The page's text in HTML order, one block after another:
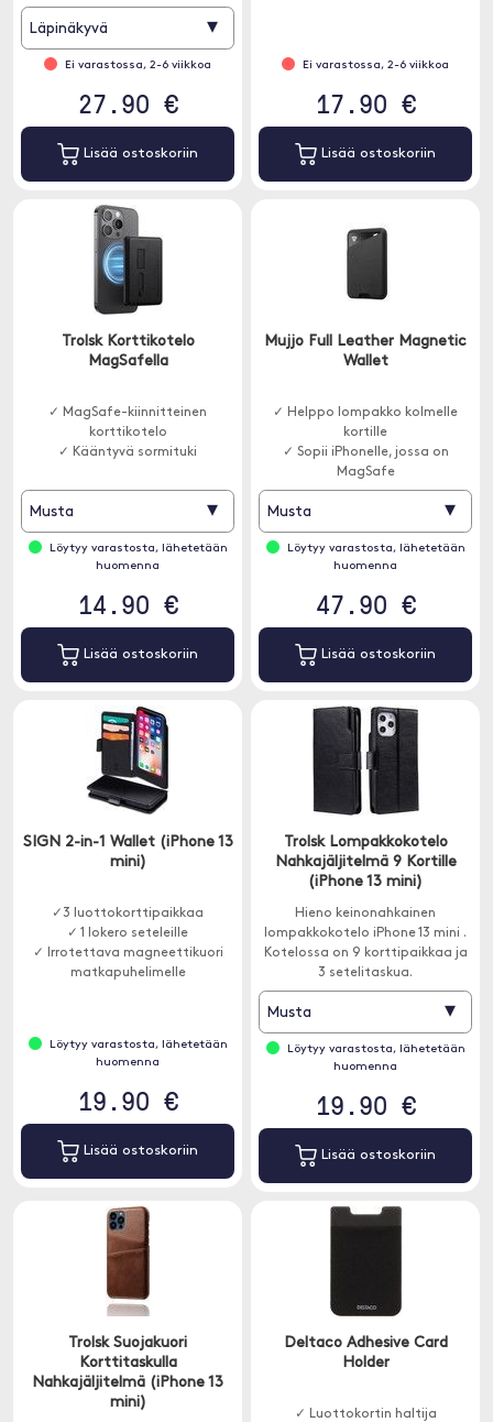
Läpinäkyvä ▾
Ei varastossa, 2-6 viikkoa
27.90 €
Lisää ostoskoriin
Ei varastossa, 2-6 viikkoa
17.90 €
Lisää ostoskoriin
Trolsk Korttikotelo
MagSafella
✓ MagSafe-kiinnitteinen
korttikotelo
✓ Kääntyvä sormituki
Musta ▾
Löytyy varastosta, lähetetään
huomenna
14.90 €
Lisää ostoskoriin
Mujjo Full Leather Magnetic
Wallet
✓ Helppo lompakko kolmelle
kortille
✓ Sopii iPhonelle, jossa on
MagSafe
Musta ▾
Löytyy varastosta, lähetetään
huomenna
47.90 €
Lisää ostoskoriin
SIGN 2-in-1 Wallet (iPhone 13
mini)
✓3 luottokorttipaikkaa
✓ 1 lokero seteleille
✓ Irrotettava magneettikuori
matkapuhelimelle
Löytyy varastosta, lähetetään
huomenna
19.90 €
Lisää ostoskoriin
Trolsk Lompakkokotelo
Nahkajäljitelmä 9 Kortille
(iPhone 13 mini)
Hieno keinonahkainen
lompakkokotelo iPhone 13 mini .
Kotelossa on 9 korttipaikkaa ja
3 setelitaskua.
Musta ▾
Löytyy varastosta, lähetetään
huomenna
19.90 €
Lisää ostoskoriin
Trolsk Suojakuori
Korttitaskulla
Nahkajäljitelmä (iPhone 13
mini)
Deltaco Adhesive Card
Holder
✓ Luottokortin haltija